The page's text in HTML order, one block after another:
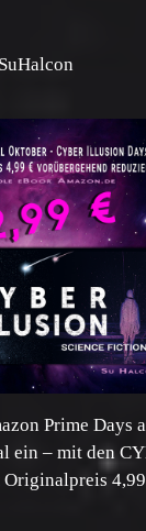
SuHalcon
Prime Days
ein – mit den
Originalpreis